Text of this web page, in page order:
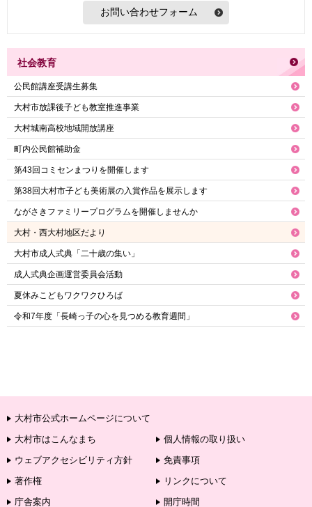
社会教育
公民館講座受講生募集
大村市放課後子ども教室推進事業
大村城南高校地域開放講座
町内公民館補助金
第43回コミセンまつりを開催します
第38回大村市子ども美術展の入賞作品を展示します
ながさきファミリープログラムを開催しませんか
大村・西大村地区だより
大村市成人式典「二十歳の集い」
成人式典企画運営委員会活動
夏休みこどもワクワクひろば
令和7年度「長崎っ子の心を見つめる教育週間」
大村市公式ホームページについて
大村市はこんなまち
個人情報の取り扱い
ウェブアクセシビリティ方針
免責事項
著作権
リンクについて
庁舎案内
開庁時間